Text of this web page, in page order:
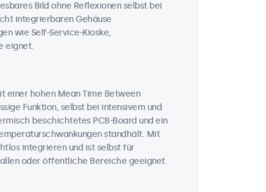
Bild ohne Reflexionen selbst bei
integrierbaren Gehäuse
wie Self-Service-Kioske,
eignet.
einer hohen Mean Time Between
Funktion, selbst bei intensivem und
beschichtetes PCB-Board und ein
standhält. Mit
integrieren und ist selbst für
oder öffentliche Bereiche geeignet.